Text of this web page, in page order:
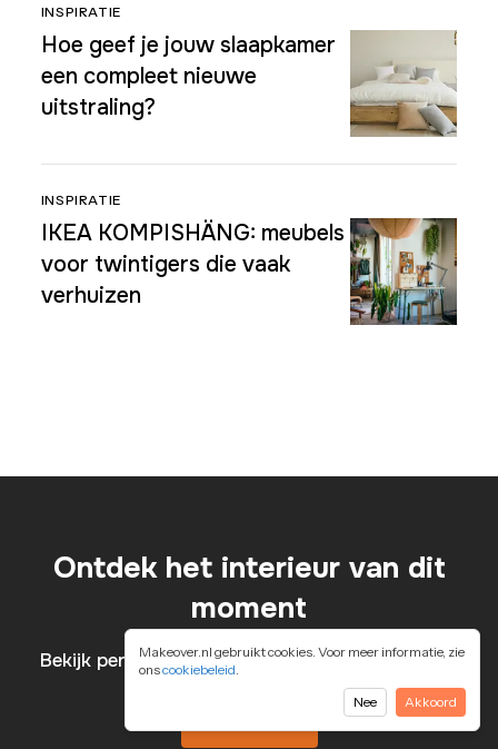
INSPIRATIE
Hoe geef je jouw slaapkamer
een compleet nieuwe
uitstraling?
INSPIRATIE
IKEA KOMPISHÄNG: meubels
voor twintigers die vaak
verhuizen
Makeover.nl gebruikt cookies. Voor meer informatie, zie
onscookiebeleid.
Nee
Akkoord
Ontdek het interieur van dit
moment
Bekijk per woonruimte meubels en accessoires!